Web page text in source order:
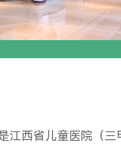
江西省儿童医院（三